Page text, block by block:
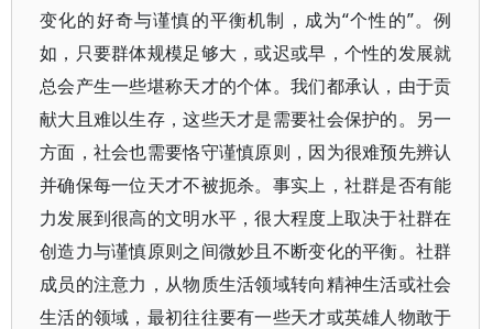
变化的好奇与谨慎的平衡机制，成为“个性的”。例
如，只要群体规模足够大，或迟或早，个性的发展就
总会产生一些堪称天才的个体。我们都承认，由于贡
献大且难以生存，这些天才是需要社会保护的。另一
方面，社会也需要恪守谨慎原则，因为很难预先辨认
并确保每一位天才不被扼杀。事实上，社群是否有能
力发展到很高的文明水平，很大程度上取决于社群在
创造力与谨慎原则之间微妙且不断变化的平衡。社群
成员的注意力，从物质生活领域转向精神生活或社会
生活的领域，最初往往要有一些天才或英雄人物敢于